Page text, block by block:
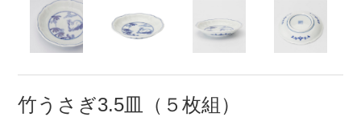
50％OFF～ 50％OFF 60％OFF
アイテム
小皿 中皿・取皿
竹うさぎ3.5皿（５枚組）